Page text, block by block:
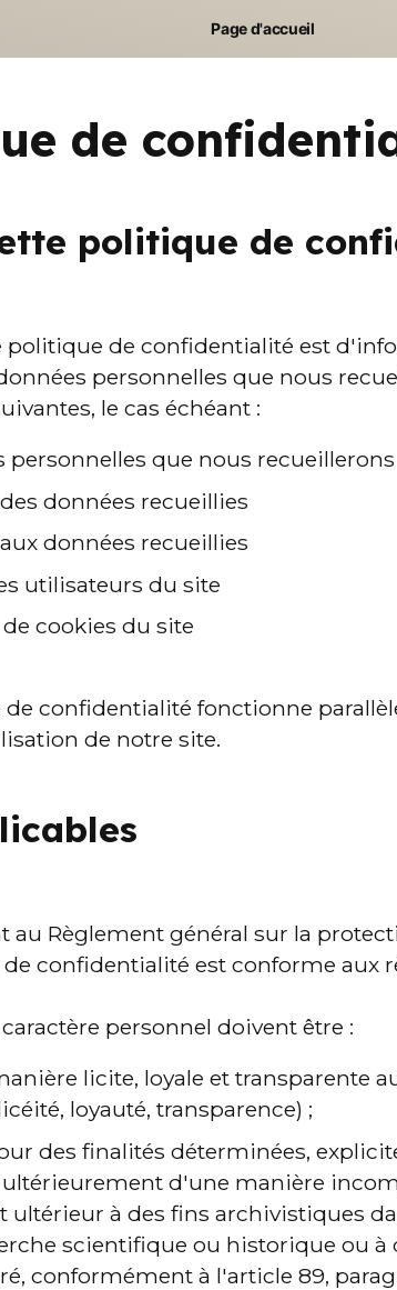
Page d'accueil
de
politique de
politique de confidentialité est
personnelles que nous
le cas échéant :
personnelles que nous recueillerons
données recueillies
données recueillies
utilisateurs du site
cookies du site
confidentialité fonctionne
de notre site.
au Règlement général sur la
confidentialité est conforme aux
personnel doivent être :
licite, loyale et transparente
loyauté, transparence) ;
des finalités déterminées,
d'une manière
ultérieur à des fins archivistiques
scientifique ou historique ou à
conformément à l'article 89,